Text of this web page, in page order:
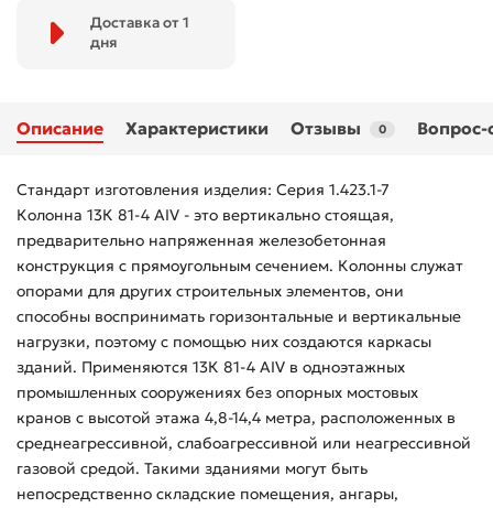
Доставка от 1
дня
Описание Характеристики Отзывы 0 Вопрос-
Стандарт изготовления изделия: Серия 1.423.1-7
Колонна 13К 81-4 АIV - это вертикально стоящая,
предварительно напряженная железобетонная
конструкция с прямоугольным сечением. Колонны служат
опорами для других строительных элементов, они
способны воспринимать горизонтальные и вертикальные
нагрузки, поэтому с помощью них создаются каркасы
зданий. Применяются 13К 81-4 АIV в одноэтажных
промышленных сооружениях без опорных мостовых
кранов с высотой этажа 4,8-14,4 метра, расположенных в
среднеагрессивной, слабоагрессивной или неагрессивной
газовой средой. Такими зданиями могут быть
непосредственно складские помещения, ангары,